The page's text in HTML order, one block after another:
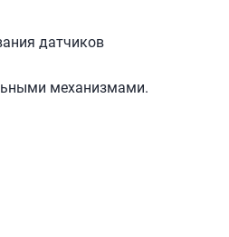
датчиков
механизмами.